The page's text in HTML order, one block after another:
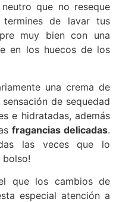
que no reseque
de lavar tus
muy bien con una
en los huecos de los
una crema de
de sequedad
e hidratadas, además
fragancias delicadas.
las veces que lo
bolso!
que los cambios de
especial atención a